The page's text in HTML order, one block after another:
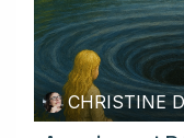
CHRISTINE